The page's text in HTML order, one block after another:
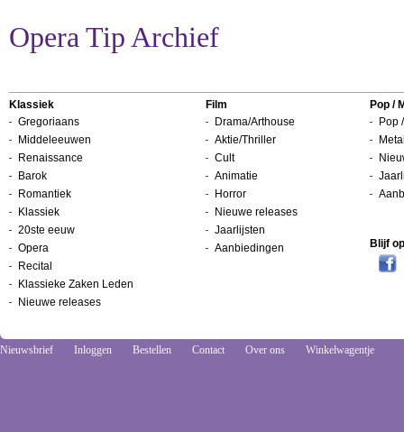
Opera Tip Archief
Klassiek
Gregoriaans
Middeleeuwen
Renaissance
Barok
Romantiek
Klassiek
20ste eeuw
Opera
Recital
Klassieke Zaken Leden
Nieuwe releases
Film
Drama/Arthouse
Aktie/Thriller
Cult
Animatie
Horror
Nieuwe releases
Jaarlijsten
Aanbiedingen
Pop /
Pop
Blijf
Nieuwsbrief Inloggen Bestellen Contact Over ons Winkelwagentje